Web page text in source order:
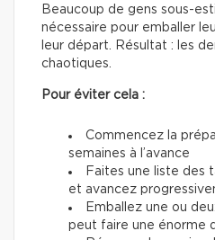
Beaucoup de gens sous-
nécessaire pour emballer
leur départ. Résultat : les
chaotiques.
Pour éviter cela :
Commencez la
semaines à l’avance
Faites une liste des
et avancez
Emballez une ou
peut faire une énorme